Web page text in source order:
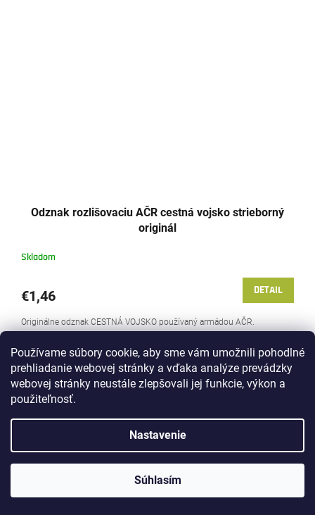
Používame súbory cookie, aby sme vám umožnili pohodlné
prehliadanie webovej stránky a vďaka analýze prevádzky
webovej stránky neustále zlepšovali jej funkcie, výkon a
použiteľnosť.
Nastavenie
Súhlasím
Odznak rozlišovaciu AČR cestná vojsko strieborný
originál
Skladom
€1,46 DETAIL
Originálne odznak CESTNÁ VOJSKO používaný armádou AČR.